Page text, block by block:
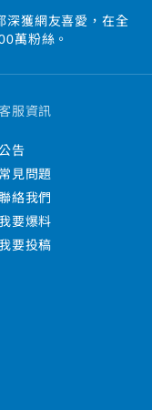
深獲網友喜愛，在全
萬粉絲。
服資訊
告
常見問題
絡我們
要爆料
要投稿